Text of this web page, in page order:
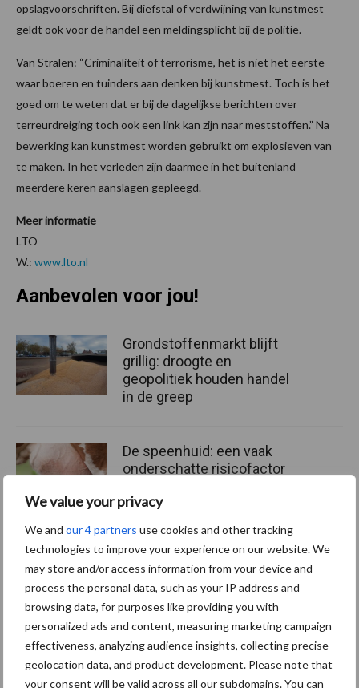
We value your privacy
We and our 4 partners use cookies and other tracking
technologies to improve your experience on our website. We
may store and/or access information from your device and
process the personal data, such as your IP address and
browsing data, for purposes like providing you with
personalized ads and content, measuring marketing campaign
effectiveness, analyzing audience insights, collecting precise
geolocation data, and product development. Please note that
your consent will be valid across all our subdomains. You can
opslagvoorschriften. Bij diefstal of verdwijning van kunstmest
geldt ook voor de handel een meldingsplicht bij de politie.
Van Stralen: “Criminaliteit of terrorisme, het is niet het eerste
waar boeren en tuinders aan denken bij kunstmest. Toch is het
goed om te weten dat er bij de dagelijkse berichten over
terreurdreiging toch ook een link kan zijn naar meststoffen.” Na
bewerking kan kunstmest worden gebruikt om explosieven van
te maken. In het verleden zijn daarmee in het buitenland
meerdere keren aanslagen gepleegd.
Meer informatie
LTO
W.: www.lto.nl
Aanbevolen voor jou!
Grondstoffenmarkt blijft
grillig: droogte en
geopolitiek houden handel
in de greep
De speenhuid: een vaak
onderschatte risicofactor
ForFarmers ziet volume en
marktaandeel groeien in
krimpende Nederlandse
markt
Themapagina's